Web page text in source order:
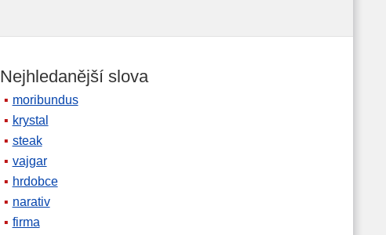
Nejhledanější slova
moribundus
krystal
steak
vajgar
hrdobce
narativ
firma